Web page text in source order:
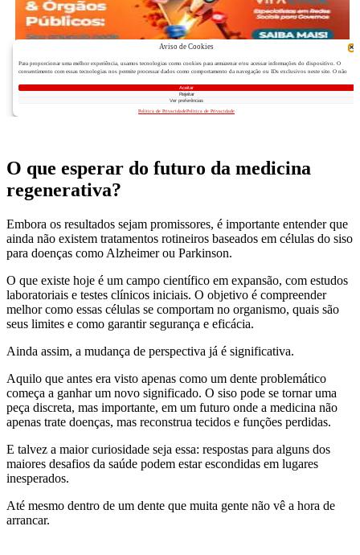
O que esperar do futuro da medicina
regenerativa?
Embora os resultados sejam promissores, é importante entender que
ainda não existem tratamentos rotineiros baseados em células do siso
para doenças como Alzheimer ou Parkinson.
O que existe hoje é um campo científico em expansão, com estudos
laboratoriais e testes clínicos iniciais. O objetivo é compreender
melhor como essas células se comportam no organismo, quais são
seus limites e como garantir segurança e eficácia.
Ainda assim, a mudança de perspectiva já é significativa.
Aquilo que antes era visto apenas como um dente problemático
começa a ganhar um novo significado. O siso pode se tornar uma
peça discreta, mas importante, em um futuro onde a medicina não
apenas trate doenças, mas reconstrua tecidos e funções perdidas.
E talvez a maior curiosidade seja essa: respostas para alguns dos
maiores desafios da saúde podem estar escondidas em lugares
inesperados.
Até mesmo dentro de um dente que muita gente não vê a hora de
arrancar.